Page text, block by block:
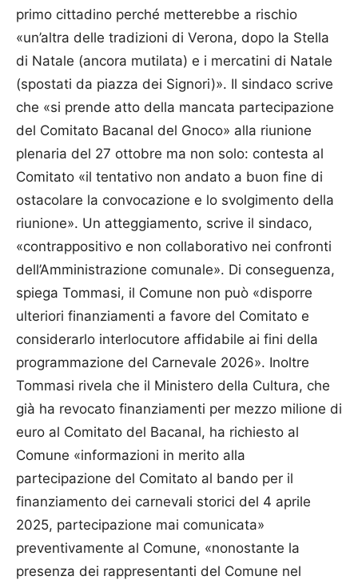
primo cittadino perché metterebbe a rischio
«un’altra delle tradizioni di Verona, dopo la Stella
di Natale (ancora mutilata) e i mercatini di Natale
(spostati da piazza dei Signori)». Il sindaco scrive
che «si prende atto della mancata partecipazione
del Comitato Bacanal del Gnoco» alla riunione
plenaria del 27 ottobre ma non solo: contesta al
Comitato «il tentativo non andato a buon fine di
ostacolare la convocazione e lo svolgimento della
riunione». Un atteggiamento, scrive il sindaco,
«contrappositivo e non collaborativo nei confronti
dell’Amministrazione comunale». Di conseguenza,
spiega Tommasi, il Comune non può «disporre
ulteriori finanziamenti a favore del Comitato e
considerarlo interlocutore affidabile ai fini della
programmazione del Carnevale 2026». Inoltre
Tommasi rivela che il Ministero della Cultura, che
già ha revocato finanziamenti per mezzo milione di
euro al Comitato del Bacanal, ha richiesto al
Comune «informazioni in merito alla
partecipazione del Comitato al bando per il
finanziamento dei carnevali storici del 4 aprile
2025, partecipazione mai comunicata»
preventivamente al Comune, «nonostante la
presenza dei rappresentanti del Comune nel